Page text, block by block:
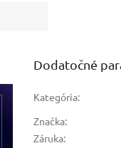
Dodatočné
Kategória:
Značka:
Záruka: